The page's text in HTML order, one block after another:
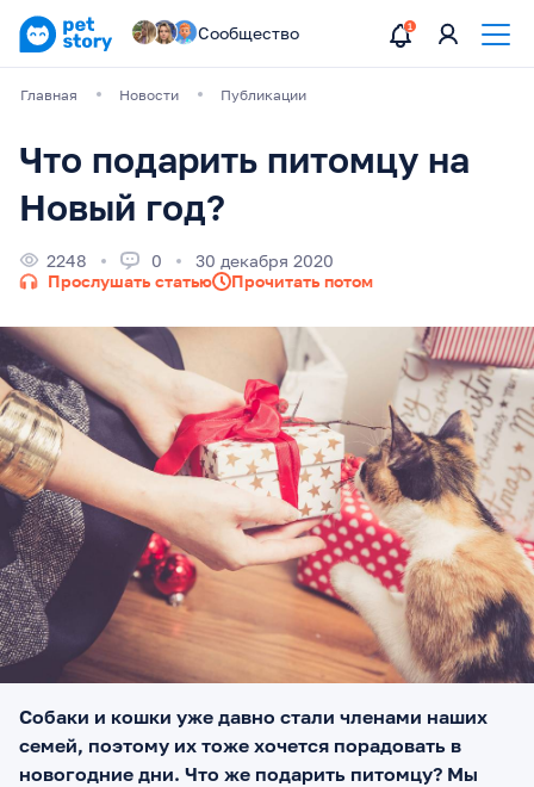
Сообщество
Главная Новости Публикации
Что подарить питомцу на
Новый год?
2248 0
30 декабря 2020
Прослушать статью
Прочитать потом
Собаки и кошки уже давно стали членами наших
семей, поэтому их тоже хочется порадовать в
новогодние дни. Что же подарить питомцу? Мы